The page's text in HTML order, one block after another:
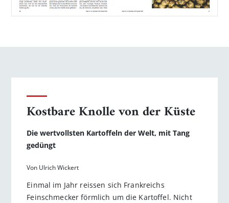
Kostbare Knolle von der Küste
Die wertvollsten Kartoffeln der Welt, mit Tang
gedüngt
Von Ulrich Wickert
Einmal im Jahr reissen sich Frankreichs
Feinschmecker förmlich um die Kartoffel. Nicht